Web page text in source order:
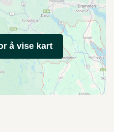
å vise kart